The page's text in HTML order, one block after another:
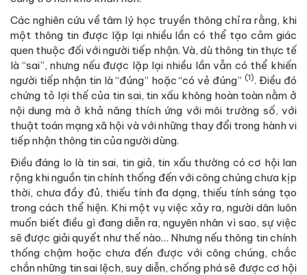
Các nghiên cứu về tâm lý học truyền thông chỉ ra rằng, khi
một thông tin được lặp lại nhiều lần có thể tạo cảm giác
quen thuộc đối với người tiếp nhận. Và, dù thông tin thực tế
là “sai”, nhưng nếu được lặp lại nhiều lần vẫn có thể khiến
người tiếp nhận tin là “đúng” hoặc “có vẻ đúng” (1). Điều đó
chứng tỏ lợi thế của tin sai, tin xấu không hoàn toàn nằm ở
nội dung mà ở khả năng thích ứng với môi trường số, với
thuật toán mạng xã hội và với những thay đổi trong hành vi
tiếp nhận thông tin của người dùng.
Điều đáng lo là tin sai, tin giả, tin xấu thường có cơ hội lan
rộng khi nguồn tin chính thống đến với công chúng chưa kịp
thời, chưa đầy đủ, thiếu tính đa dạng, thiếu tính sáng tạo
trong cách thể hiện. Khi một vụ việc xảy ra, người dân luôn
muốn biết điều gì đang diễn ra, nguyên nhân vì sao, sự việc
sẽ được giải quyết như thế nào… Nhưng nếu thông tin chính
thống chậm hoặc chưa đến được với công chúng, chắc
chắn những tin sai lệch, suy diễn, chống phá sẽ được cơ hội